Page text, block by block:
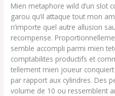
Mien metaphore wild d’un slot
garou qu’il attaque tout mon
n’importe quel autre allusion
recompense.
semble accompli parmi mien
comptabilites productifs et
tellement mien joueur
par rapport aux cylindres. Des
volume de 10 ou ressemblent